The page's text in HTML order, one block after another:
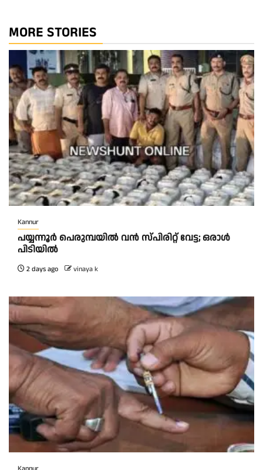
MORE STORIES
Kannur
പയ്യന്നൂർ പെരുമ്പയിൽ വൻ സ്‌പിരിറ്റ് വേട്ട; ഒരാൾ
പിടിയിൽ
2 days ago vinaya k